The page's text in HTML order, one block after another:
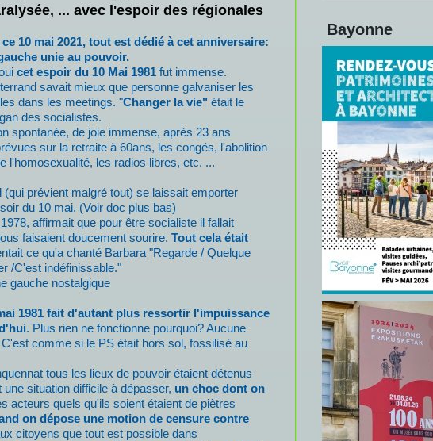
... avec l'espoir des régionales
ce 10 mai 2021, tout est dédié à cet anniversaire:
unie au pouvoir.
cet espoir du 10 Mai 1981 fut immense.
savait mieux que personne galvaniser les
dans les meetings. "Changer la vie" était le
des socialistes.
spontanée, de joie immense, après 23 ans
sur la retraite à 60ans, les congés, l'abolition
l'homosexualité, les radios libres, etc. ...
prévient malgré tout) se laissait emporter
du 10 mai. (Voir doc plus bas)
affirmait que pour être socialiste il fallait
faisaient doucement sourire. Tout cela était
ce qu'a chanté Barbara "Regarde / Quelque
/C'est indéfinissable."
gauche nostalgique
1981 fait d'autant plus ressortir l'impuissance
. Plus rien ne fonctionne pourquoi? Aucune
comme si le PS était hors sol, fossilisé au
tous les lieux de pouvoir étaient détenus
situation difficile à dépasser, un choc dont on
acteurs quels qu'ils soient étaient de piètres
on dépose une motion de censure contre
citoyens que tout est possible dans
Bayonne